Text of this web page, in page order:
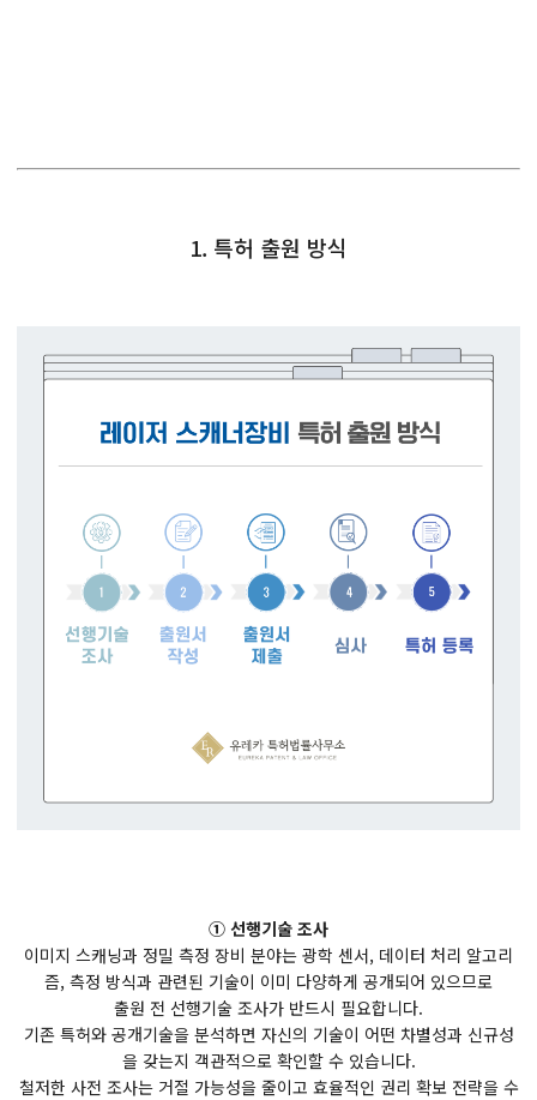
1. 특허 출원 방식
① 선행기술 조사
이미지 스캐닝과 정밀 측정 장비 분야는 광학 센서, 데이터 처리 알고리
즘, 측정 방식과 관련된 기술이 이미 다양하게 공개되어 있으므로
출원 전 선행기술 조사가 반드시 필요합니다.
기존 특허와 공개기술을 분석하면 자신의 기술이 어떤 차별성과 신규성
을 갖는지 객관적으로 확인할 수 있습니다.
철저한 사전 조사는 거절 가능성을 줄이고 효율적인 권리 확보 전략을 수